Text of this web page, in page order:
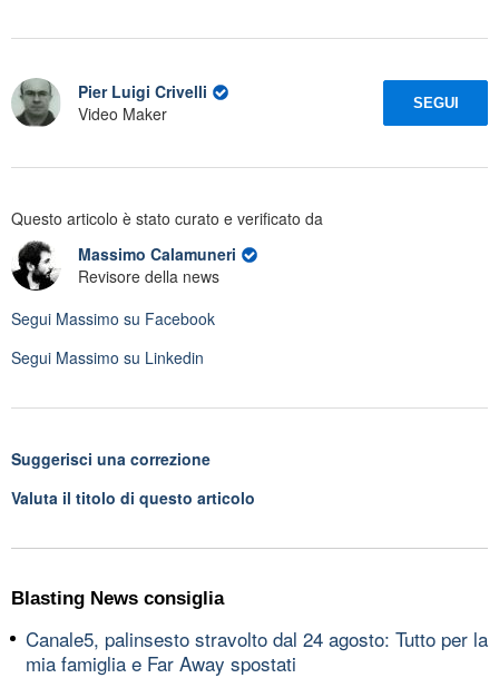
Pier Luigi Crivelli
Video Maker
SEGUI
Questo articolo è stato curato e verificato da
Massimo Calamuneri
Revisore della news
Segui Massimo su Facebook
Segui Massimo su Linkedin
Suggerisci una correzione
Valuta il titolo di questo articolo
Blasting News consiglia
Canale5, palinsesto stravolto dal 24 agosto: Tutto per la
mia famiglia e Far Away spostati